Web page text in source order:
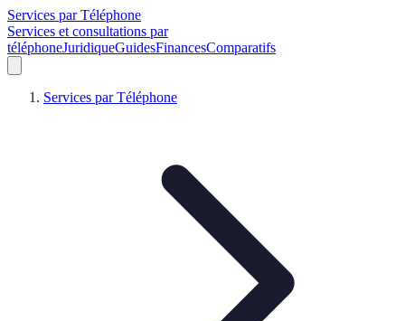
Services par Téléphone
Services et consultations par
téléphoneJuridiqueGuidesFinancesComparatifs
Services par Téléphone